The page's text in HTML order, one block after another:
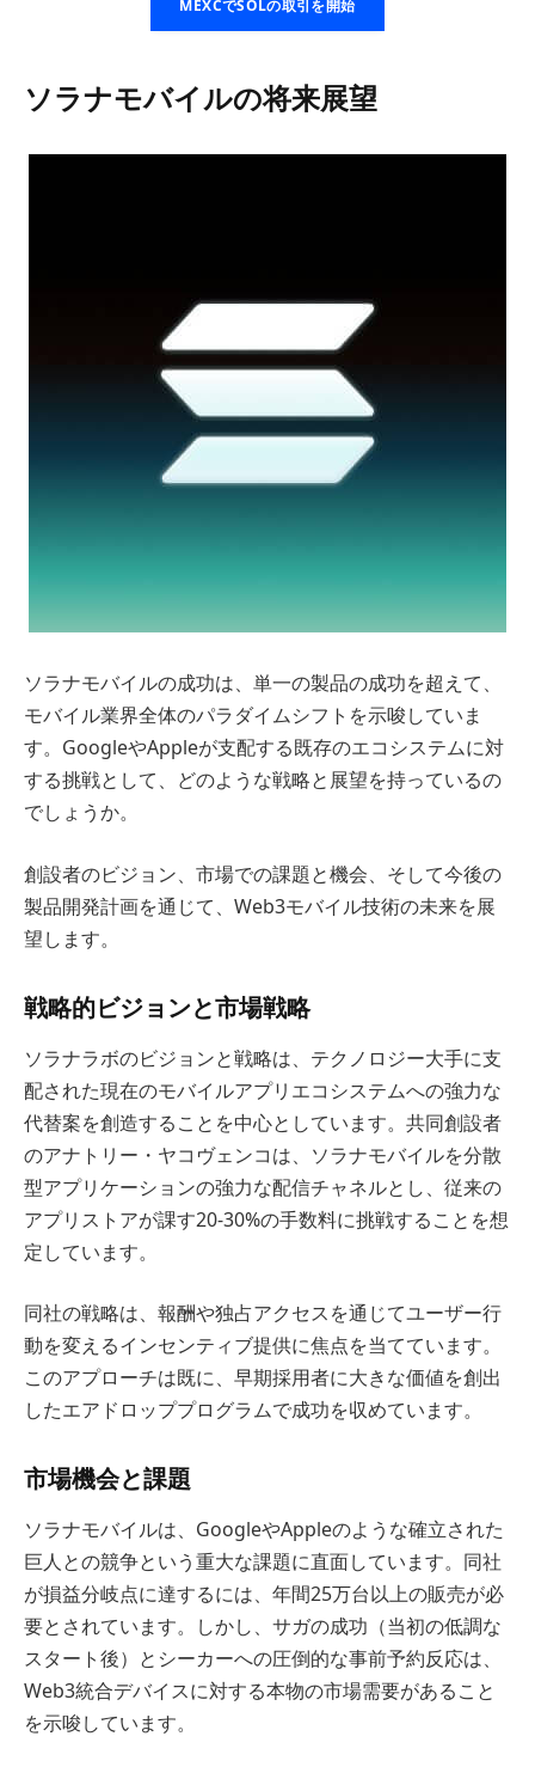
MEXCでSOLの取引を開始
ソラナモバイルの将来展望
ソラナモバイルの成功は、単一の製品の成功を超えて、
モバイル業界全体のパラダイムシフトを示唆していま
す。GoogleやAppleが支配する既存のエコシステムに対
する挑戦として、どのような戦略と展望を持っているの
でしょうか。
創設者のビジョン、市場での課題と機会、そして今後の
製品開発計画を通じて、Web3モバイル技術の未来を展
望します。
戦略的ビジョンと市場戦略
ソラナラボのビジョンと戦略は、テクノロジー大手に支
配された現在のモバイルアプリエコシステムへの強力な
代替案を創造することを中心としています。共同創設者
のアナトリー・ヤコヴェンコは、ソラナモバイルを分散
型アプリケーションの強力な配信チャネルとし、従来の
アプリストアが課す20-30%の手数料に挑戦することを想
定しています。
同社の戦略は、報酬や独占アクセスを通じてユーザー行
動を変えるインセンティブ提供に焦点を当てています。
このアプローチは既に、早期採用者に大きな価値を創出
したエアドロッププログラムで成功を収めています。
市場機会と課題
ソラナモバイルは、GoogleやAppleのような確立された
巨人との競争という重大な課題に直面しています。同社
が損益分岐点に達するには、年間25万台以上の販売が必
要とされています。しかし、サガの成功（当初の低調な
スタート後）とシーカーへの圧倒的な事前予約反応は、
Web3統合デバイスに対する本物の市場需要があること
を示唆しています。